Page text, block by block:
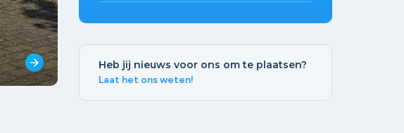
arrow_forward Heb jij nieuws voor ons om te plaatsen?
Laat het ons weten!